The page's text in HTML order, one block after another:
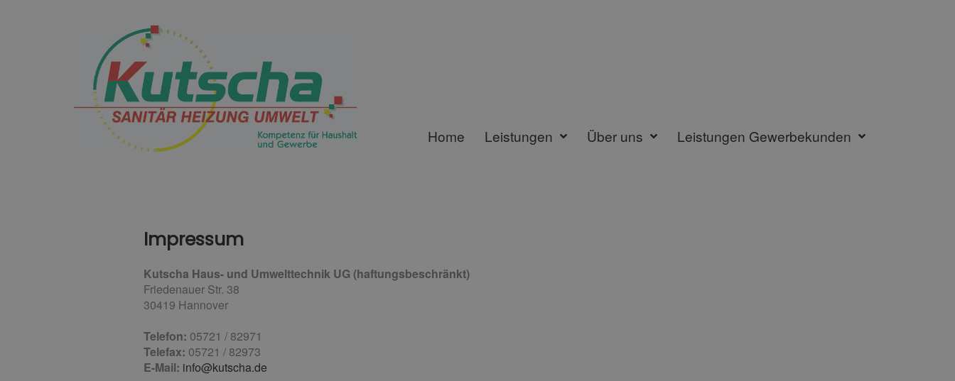
Home Leistungen Über uns Leistungen Gewerbekunden
Impressum
Kutscha Haus- und Umwelttechnik UG (haftungsbeschränkt)
Friedenauer Str. 38
30419 Hannover
Telefon: 05721 / 82971
Telefax: 05721 / 82973
E-Mail: info@kutscha.de